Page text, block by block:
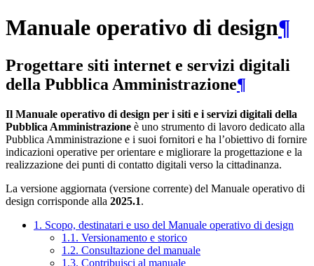
Manuale operativo di design¶
Progettare siti internet e servizi digitali
della Pubblica Amministrazione¶
Il Manuale operativo di design per i siti e i servizi digitali della
Pubblica Amministrazione è uno strumento di lavoro dedicato alla
Pubblica Amministrazione e i suoi fornitori e ha l’obiettivo di fornire
indicazioni operative per orientare e migliorare la progettazione e la
realizzazione dei punti di contatto digitali verso la cittadinanza.
La versione aggiornata (versione corrente) del Manuale operativo di
design corrisponde alla 2025.1.
1. Scopo, destinatari e uso del Manuale operativo di design
1.1. Versionamento e storico
1.2. Consultazione del manuale
1.3. Contribuisci al manuale